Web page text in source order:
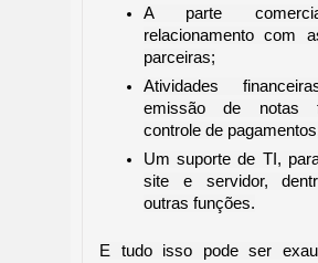
A parte
relacionamento com
parceiras;
Atividades
emissão de notas
controle de
Um suporte de TI,
site e servidor,
outras funções.
E tudo isso pode ser